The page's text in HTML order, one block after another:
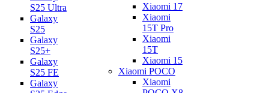
S25 Ultra
Galaxy
S25
Galaxy
S25+
Galaxy
S25 FE
Galaxy
Xiaomi 17
Xiaomi
15T Pro
Xiaomi
15T
Xiaomi 15
Xiaomi POCO
Xiaomi